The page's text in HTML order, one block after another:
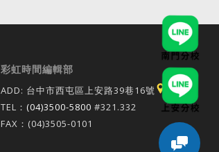
彩虹時間編輯部
ADD: 台中市西屯區上安路39巷16號
TEL： (04)3500-5800 #321.332
FAX：(04)3505-0101